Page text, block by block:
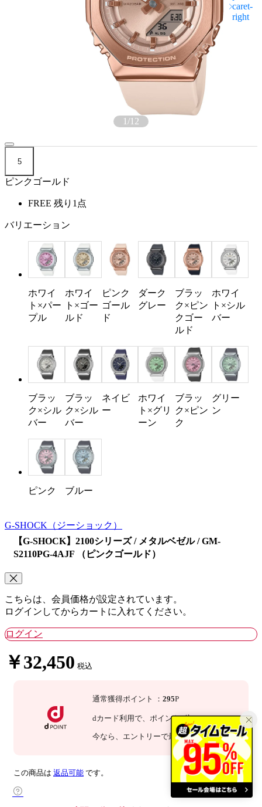
1/12
5
ピンクゴールド
FREE 残り1点
バリエーション
ホワイ
ト×パー
プル
ホワイ
ト×ゴー
ルド
ピンク
ゴール
ド
ダーク
グレー
ブラッ
ク×ピン
クゴー
ルド
ホワイ
ト×シル
バー
ブラッ
ク×シル
バー
ブラッ
ク×シル
バー
ネイビ
ー
ホワイ
ト×グリ
ーン
ブラッ
ク×ピン
ク
グリー
ン
ピンク ブルー
G-SHOCK （ジーショック）
【G-SHOCK】2100シリーズ / メタルベゼル / GM-
S2110PG-4AJF （ピンクゴールド）
こちらは、会員価格が設定されています。
ログインしてからカートに入れてください。
ログイン
￥32,450 税込
通常獲得ポイント ： 295P
dカード利用で、 ポイント3倍 ：885P
今なら 、エントリーで最大 倍！詳細
この商品は 返品可能 です。